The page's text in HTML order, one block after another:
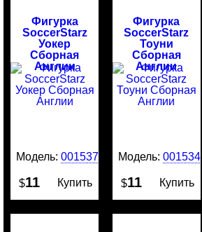
Фигурка
SoccerStarz
Уокер
Сборная
Англии
Модель:0015375
$11 Купить
Фигурка
SoccerStarz
Тоуни
Сборная
Англии
Модель:0015342
$11 Купить